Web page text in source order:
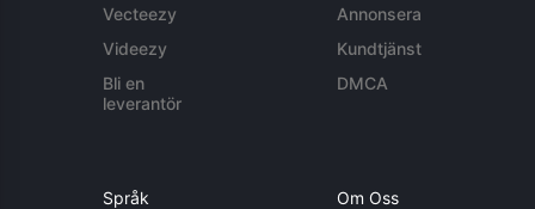
Vecteezy
Videezy
Bli en
leverantör
Annonsera
Kundtjänst
DMCA
Språk Om Oss